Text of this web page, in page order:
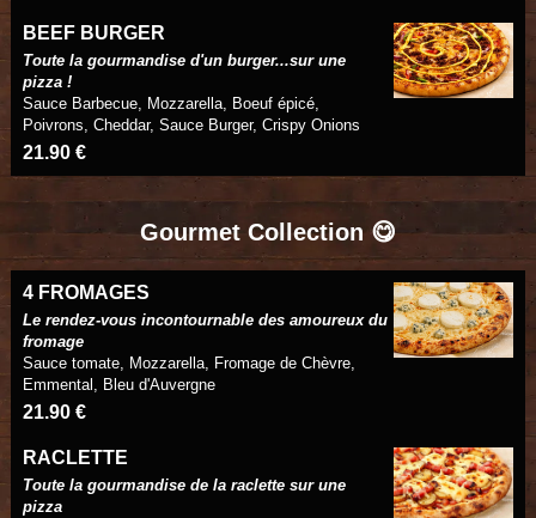
BEEF BURGER
Toute la gourmandise d'un burger...sur une
pizza !
Sauce Barbecue, Mozzarella, Boeuf épicé,
Poivrons, Cheddar, Sauce Burger, Crispy Onions
21.90 €
Gourmet Collection 😋
4 FROMAGES
Le rendez-vous incontournable des amoureux du
fromage
Sauce tomate, Mozzarella, Fromage de Chèvre,
Emmental, Bleu d'Auvergne
21.90 €
RACLETTE
Toute la gourmandise de la raclette sur une
pizza